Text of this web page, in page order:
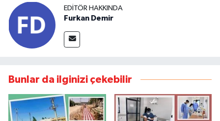
EDITÖR HAKKINDA
Furkan Demir
Bunlar da ilginizi çekebilir